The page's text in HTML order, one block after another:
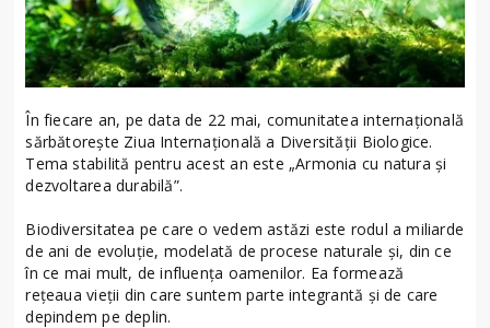
În fiecare an, pe data de 22 mai, comunitatea internațională
sărbătorește Ziua Internațională a Diversității Biologice.
Tema stabilită pentru acest an este „Armonia cu natura și
dezvoltarea durabilă”.
Biodiversitatea pe care o vedem astăzi este rodul a miliarde
de ani de evoluție, modelată de procese naturale și, din ce
în ce mai mult, de influența oamenilor. Ea formează
rețeaua vieții din care suntem parte integrantă și de care
depindem pe deplin.